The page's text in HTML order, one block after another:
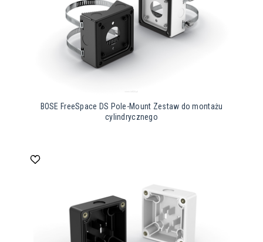
BOSE FreeSpace DS Pole-Mount Zestaw do montażu
cylindrycznego